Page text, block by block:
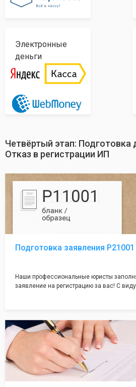
Электронные
деньги
Четвёртый этап: Подготовка
Отказ в регистрации ИП
Подготовка заявления Р21001
Наши профессиональные юристы
заявление на регистрацию за вас! С
чтобы не случилось казуса, мы возьмем
сложности на себя и наши юристы с
многолетним опытом работы оформят всё
без ошибок и дадут гарантию на 100%
регистрацию!